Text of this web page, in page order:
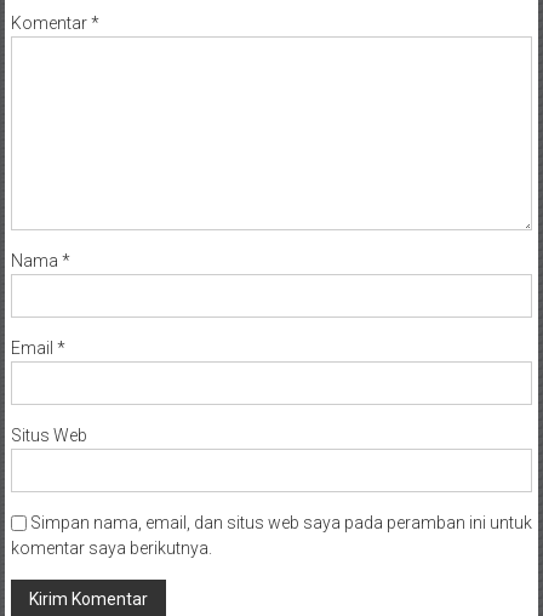
Komentar*
Nama *
Email *
Situs Web
Simpan nama, email, dan situs web saya pada peramban ini untuk
komentar saya berikutnya.